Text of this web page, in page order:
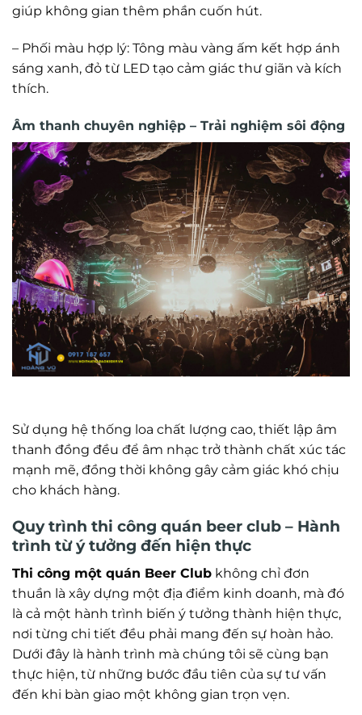
giúp không gian thêm phần cuốn hút.
– Phối màu hợp lý: Tông màu vàng ấm kết hợp ánh
sáng xanh, đỏ từ LED tạo cảm giác thư giãn và kích
thích.
Âm thanh chuyên nghiệp – Trải nghiệm sôi động
Sử dụng hệ thống loa chất lượng cao, thiết lập âm
thanh đồng đều để âm nhạc trở thành chất xúc tác
mạnh mẽ, đồng thời không gây cảm giác khó chịu
cho khách hàng.
Quy trình thi công quán beer club – Hành
trình từ ý tưởng đến hiện thực
Thi công một quán Beer Club không chỉ đơn
thuần là xây dựng một địa điểm kinh doanh, mà đó
là cả một hành trình biến ý tưởng thành hiện thực,
nơi từng chi tiết đều phải mang đến sự hoàn hảo.
Dưới đây là hành trình mà chúng tôi sẽ cùng bạn
thực hiện, từ những bước đầu tiên của sự tư vấn
đến khi bàn giao một không gian trọn vẹn.